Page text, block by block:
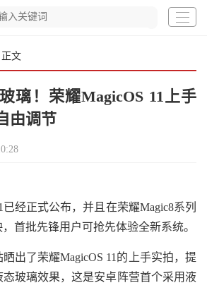
正文
璃！荣耀MagicOS 11上手
由调节
经正式公布，并且在荣耀Magic8系列
首批先锋用户可抢先体验全新系统。
了荣耀MagicOS 11的上手实拍，提
玻璃效果，这是安卓阵营首个采用液